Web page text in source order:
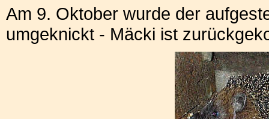
Am 9. Oktober wurde der
umgeknickt - Mäcki ist